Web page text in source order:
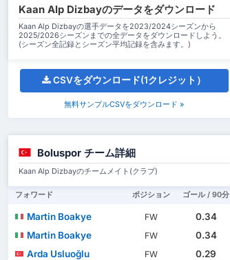
Kaan Alp Dizbayのデータをダウンロード
Kaan Alp Dizbayの選手データを2023/2024シーズンから
2025/2026シーズンまでの全データをダウンロードしよう。
(シーズン全記録とシーズン平均記録を含みます。)
CSVをダウンロード(1クレジット）
無料サンプルCSVをダウンロード »
Boluspor チーム詳細
Kaan Alp Dizbayのチームメイト(クラブ)
フォワード ポジション ゴール / 90分
Martin Boakye FW
0.34
Martin Boakye
FW
0.34
Arda Usluoğlu
FW
0.29